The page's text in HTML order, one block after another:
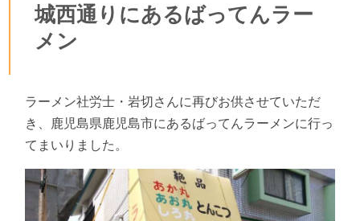
城西通りにあるばってんラー
メン
ラーメン社労士・岩切さんに再びお供させていただ
き、鹿児島県鹿児島市にあるばってんラーメンに行っ
てまいりました。